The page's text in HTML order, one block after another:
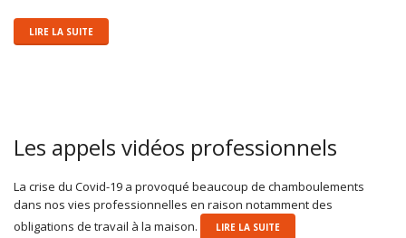
LIRE LA SUITE
Les appels vidéos professionnels
La crise du Covid-19 a provoqué beaucoup de chamboulements
dans nos vies professionnelles en raison notamment des
obligations de travail à la maison.
LIRE LA SUITE